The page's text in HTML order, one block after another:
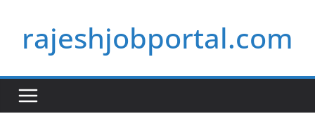
contentrajeshjobportal.com